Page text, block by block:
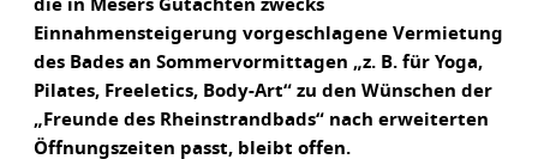
die in Mesers Gutachten zwecks
Einnahmensteigerung vorgeschlagene Vermietung
des Bades an Sommervormittagen „z. B. für Yoga,
Pilates, Freeletics, Body-Art“ zu den Wünschen der
„Freunde des Rheinstrandbads“ nach erweiterten
Öffnungszeiten passt, bleibt offen.